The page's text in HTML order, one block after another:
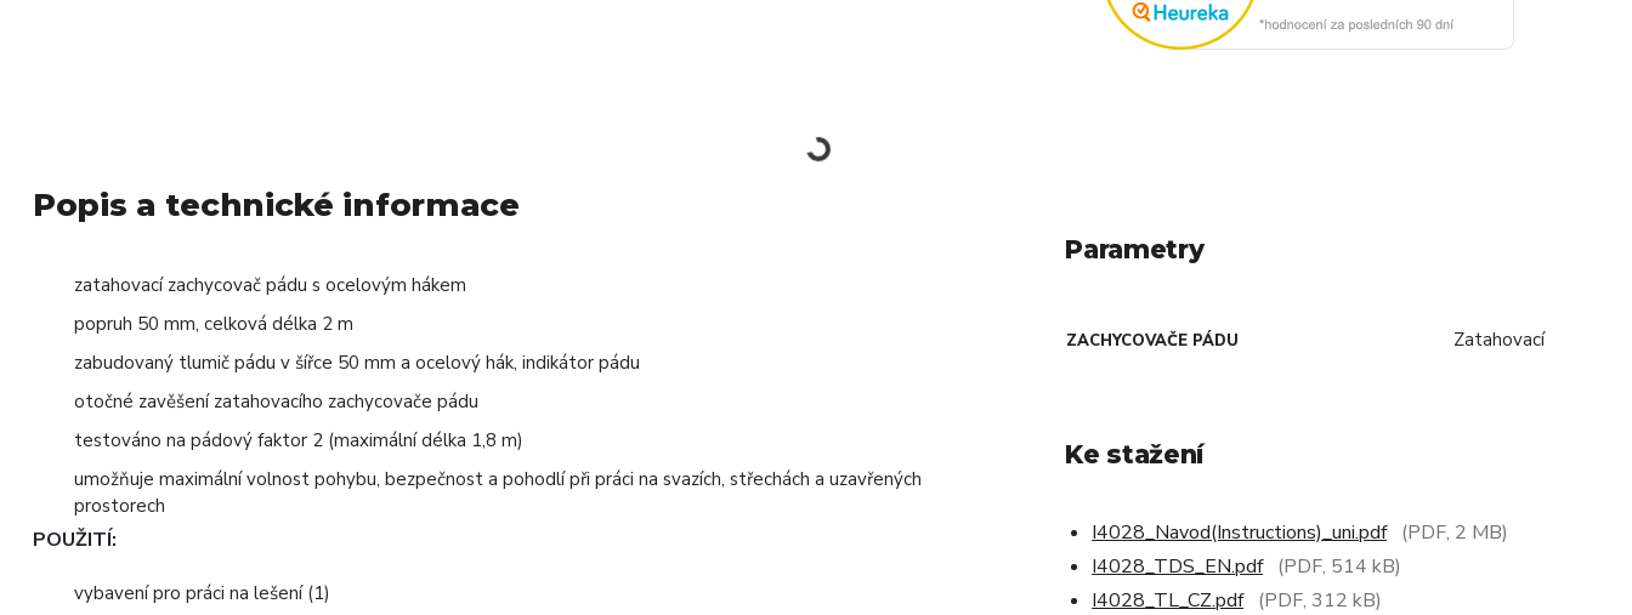
Popis a technické informace
zatahovací zachycovač pádu s ocelovým hákem
popruh 50 mm, celková délka 2 m
zabudovaný tlumič pádu v šířce 50 mm a ocelový hák, indikátor pádu
otočné zavěšení zatahovacího zachycovače pádu
testováno na pádový faktor 2 (maximální délka 1,8 m)
umožňuje maximální volnost pohybu, bezpečnost a pohodlí při práci na svazích, střechách a uzavřených
prostorech
POUŽITÍ:
vybavení pro práci na lešení (1)
Parametry
ZACHYCOVAČE PÁDU Zatahovací
Ke stažení
I4028_Navod(Instructions)_uni.pdf (PDF, 2 MB)
I4028_TDS_EN.pdf (PDF, 514 kB)
I4028_TL_CZ.pdf (PDF, 312 kB)